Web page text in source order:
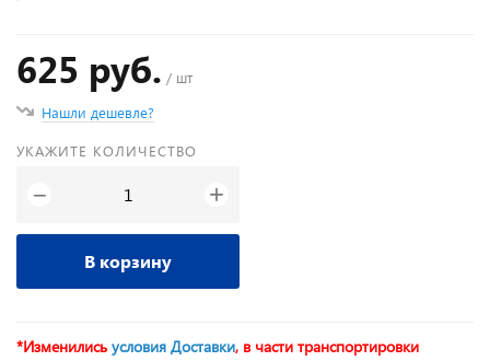
625 руб. / шт
Нашли дешевле?
УКАЖИТЕ КОЛИЧЕСТВО
− +
В корзину
*Изменились условия Доставки, в части транспортировки